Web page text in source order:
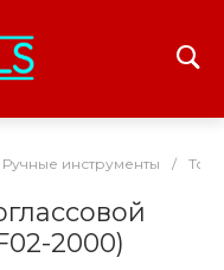
Ручные инструменты /
2000)